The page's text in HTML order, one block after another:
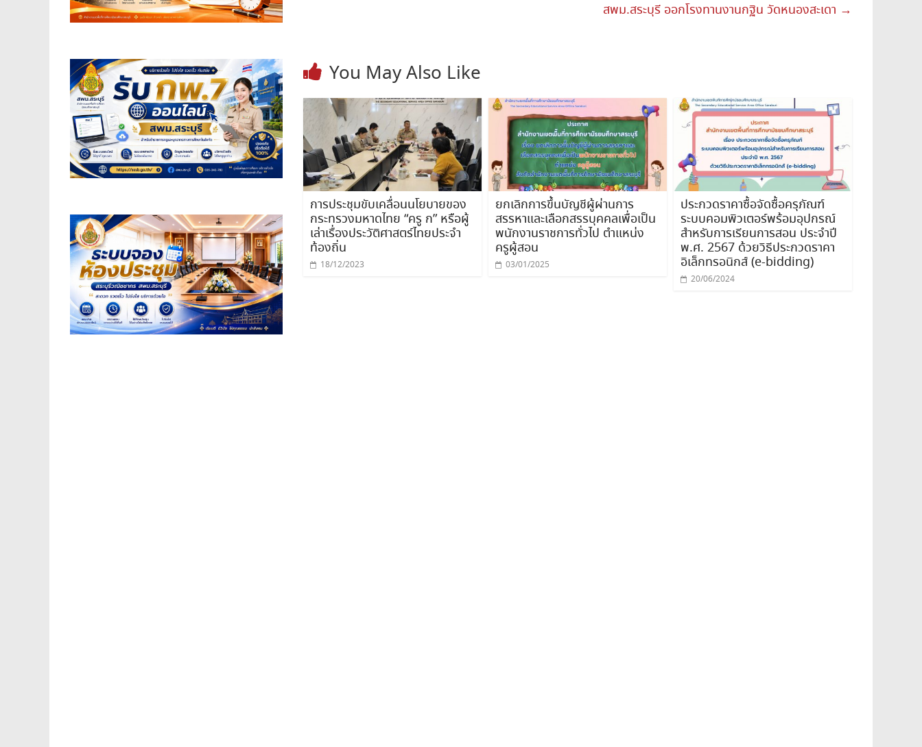
สพม.สระบุรี ออกโรงทานงานกฐิน วัดหนองสะเดา →
You May Also Like
การประชุมขับเคลื่อนนโยบายของ
กระทรวงมหาดไทย “ครู ก” หรือผู้
เล่าเรื่องประวัติศาสตร์ไทยประจำ
ท้องถิ่น
18/12/2023
ยกเลิกการขึ้นบัญชีผู้ผ่านการ
สรรหาและเลือกสรรบุคคลเพื่อเป็น
พนักงานราชการทั่วไป ตำแหน่ง
ครูผู้สอน
03/01/2025
ประกวดราคาซื้อจัดซื้อครุภัณฑ์
ระบบคอมพิวเตอร์พร้อมอุปกรณ์
สำหรับการเรียนการสอน ประจำปี
พ.ศ. 2567 ด้วยวิธีประกวดราคา
อิเล็กทรอนิกส์ (e-bidding)
20/06/2024